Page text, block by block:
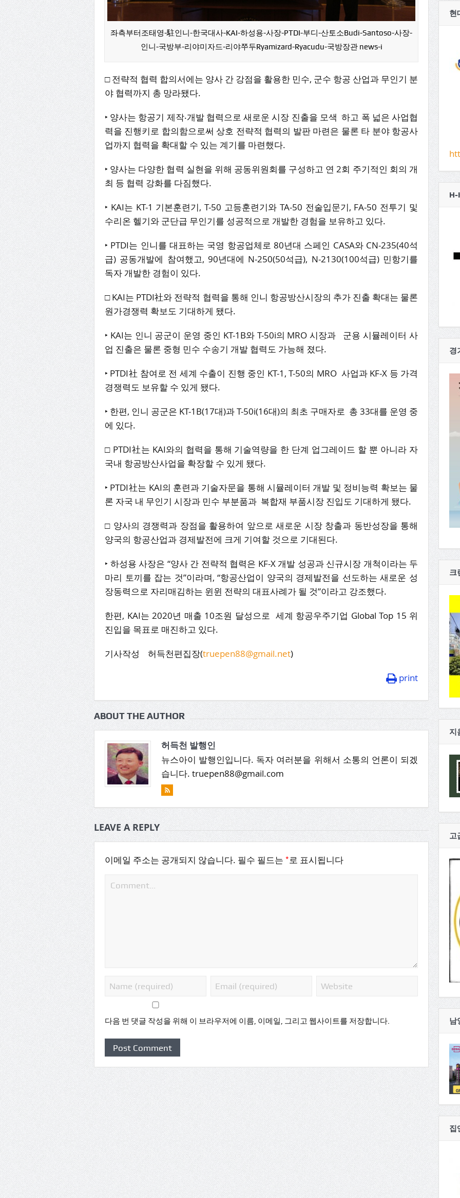
좌측부터조태영-駐인니-한국대사-KAI-하성용-사장-PTDI-부디-산토소Budi-Santoso-사장-
인니-국방부-리야미자드-리야쭈두Ryamizard-Ryacudu-국방장관 news-i
□ 전략적 협력 합의서에는 양사 간 강점을 활용한 민수, 군수 항공 산업과 무인기 분
야 협력까지 총 망라됐다.
‣ 양사는 항공기 제작‧개발 협력으로 새로운 시장 진출을 모색 하고 폭 넓은 사업협
력을 진행키로 합의함으로써 상호 전략적 협력의 발판 마련은 물론 타 분야 항공사
업까지 협력을 확대할 수 있는 계기를 마련했다.
‣ 양사는 다양한 협력 실현을 위해 공동위원회를 구성하고 연 2회 주기적인 회의 개
최 등 협력 강화를 다짐했다.
‣ KAI는 KT-1 기본훈련기, T-50 고등훈련기와 TA-50 전술입문기, FA-50 전투기 및
수리온 헬기와 군단급 무인기를 성공적으로 개발한 경험을 보유하고 있다.
‣ PTDI는 인니를 대표하는 국영 항공업체로 80년대 스페인 CASA와 CN-235(40석
급) 공동개발에 참여했고, 90년대에 N-250(50석급), N-2130(100석급) 민항기를
독자 개발한 경험이 있다.
□ KAI는 PTDI社와 전략적 협력을 통해 인니 항공방산시장의 추가 진출 확대는 물론
원가경쟁력 확보도 기대하게 됐다.
‣ KAI는 인니 공군이 운영 중인 KT-1B와 T-50i의 MRO 시장과 군용 시뮬레이터 사
업 진출은 물론 중형 민수 수송기 개발 협력도 가능해 졌다.
‣ PTDI社 참여로 전 세계 수출이 진행 중인 KT-1, T-50의 MRO 사업과 KF-X 등 가격
경쟁력도 보유할 수 있게 됐다.
‣ 한편, 인니 공군은 KT-1B(17대)과 T-50i(16대)의 최초 구매자로 총 33대를 운영 중
에 있다.
□ PTDI社는 KAI와의 협력을 통해 기술역량을 한 단계 업그레이드 할 뿐 아니라 자
국내 항공방산사업을 확장할 수 있게 됐다.
‣ PTDI社는 KAI의 훈련과 기술자문을 통해 시뮬레이터 개발 및 정비능력 확보는 물
론 자국 내 무인기 시장과 민수 부분품과 복합재 부품시장 진입도 기대하게 됐다.
□ 양사의 경쟁력과 장점을 활용하여 앞으로 새로운 시장 창출과 동반성장을 통해
양국의 항공산업과 경제발전에 크게 기여할 것으로 기대된다.
‣ 하성용 사장은 “양사 간 전략적 협력은 KF-X 개발 성공과 신규시장 개척이라는 두
마리 토끼를 잡는 것”이라며, “항공산업이 양국의 경제발전을 선도하는 새로운 성
장동력으로 자리매김하는 윈윈 전략의 대표사례가 될 것”이라고 강조했다.
한편, KAI는 2020년 매출 10조원 달성으로 세계 항공우주기업 Global Top 15 위
진입을 목표로 매진하고 있다.
기사작성 허득천편집장(truepen88@gmail.net)
print
ABOUT THE AUTHOR
허득천 발행인
뉴스아이 발행인입니다. 독자 여러분을 위해서 소통의 언론이 되겠
습니다. truepen88@gmail.com
LEAVE A REPLY
이메일 주소는 공개되지 않습니다. 필수 필드는 *로 표시됩니다
다음 번 댓글 작성을 위해 이 브라우저에 이름, 이메일, 그리고 웹사이트를 저장합니다.
현
H-
경
크
지
고
남
집